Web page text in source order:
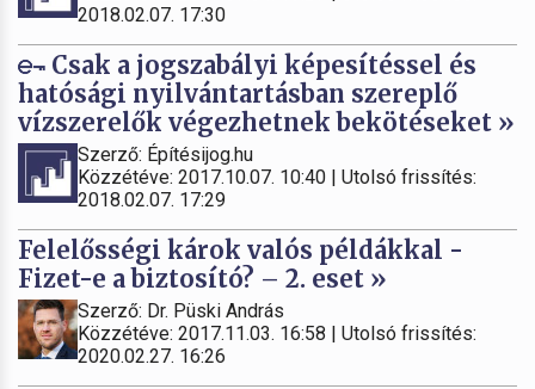
2018.02.07. 17:30
Csak a jogszabályi képesítéssel és
hatósági nyilvántartásban szereplő
vízszerelők végezhetnek bekötéseket »
Szerző: Építésijog.hu
Közzétéve: 2017.10.07. 10:40 | Utolsó frissítés:
2018.02.07. 17:29
Felelősségi károk valós példákkal -
Fizet-e a biztosító? – 2. eset »
Szerző: Dr. Püski András
Közzétéve: 2017.11.03. 16:58 | Utolsó frissítés:
2020.02.27. 16:26